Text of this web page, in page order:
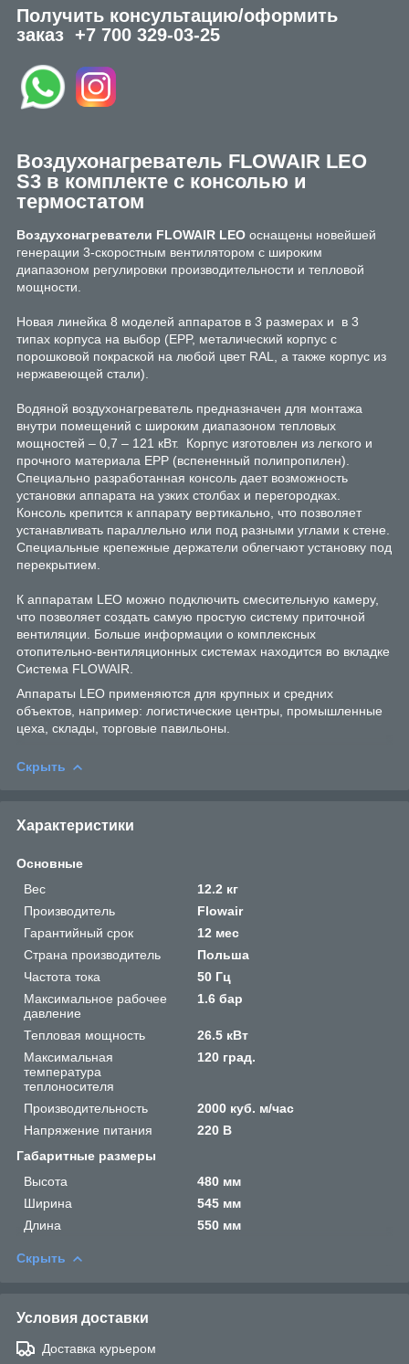
Получить консультацию/оформить
заказ +7 700 329-03-25
Воздухонагреватель FLOWAIR LEO
S3 в комплекте с консолью и
термостатом
Воздухонагреватели FLOWAIR LEO оснащены новейшей
генерации 3-скоростным вентилятором с широким
диапазоном регулировки производительности и тепловой
мощности.
Новая линейка 8 моделей аппаратов в 3 размерах и в 3
типах корпуса на выбор (EPP, металический корпус с
порошковой покраской на любой цвет RAL, а также корпус из
нержавеющей стали).
Водяной воздухонагреватель предназначен для монтажа
внутри помещений с широким диапазоном тепловых
мощностей – 0,7 – 121 кВт. Корпус изготовлен из легкого и
прочного материала EPP (вспененный полипропилен).
Специально разработанная консоль дает возможность
установки аппарата на узких столбах и перегородках.
Консоль крепится к аппарату вертикально, что позволяет
устанавливать параллельно или под разными углами к стене.
Специальные крепежные держатели облегчают установку под
перекрытием.
К аппаратам LEO можно подключить смесительную камеру,
что позволяет создать самую простую систему приточной
вентиляции. Больше информации о комплексных
отопительно-вентиляционных системах находится во вкладке
Система FLOWAIR.
Аппараты LEO применяются для крупных и средних
объектов, например: логистические центры, промышленные
цеха, склады, торговые павильоны.
Скрыть
Характеристики
Основные
Вес
12.2 кг
Производитель
Flowair
Гарантийный срок
12 мес
Страна производитель
Польша
Частота тока
50 Гц
Максимальное рабочее
давление
1.6 бар
Тепловая мощность
26.5 кВт
Максимальная
температура
теплоносителя
120 град.
Производительность
2000 куб. м/час
Напряжение питания
220 В
Габаритные размеры
Высота
480 мм
Ширина
545 мм
Длина
550 мм
Скрыть
Условия доставки
Доставка курьером